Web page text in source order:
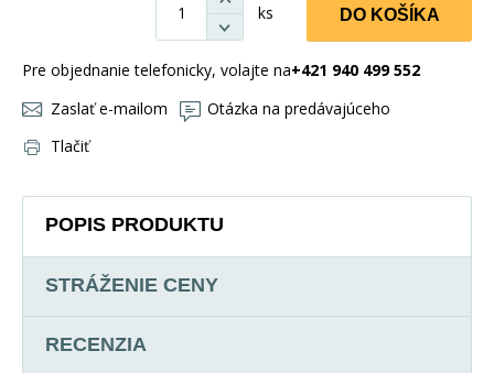
ks DO KOŠÍKA
Pre objednanie telefonicky, volajte na+421 940 499 552
Zaslať e-mailom
Otázka na predávajúceho
Tlačiť
POPIS PRODUKTU
STRÁŽENIE CENY
RECENZIA